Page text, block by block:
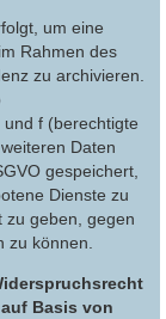
um eine
Rahmen des
zu archivieren.
f (berechtigte
Daten
gespeichert,
Dienste zu
zu geben, gegen
können.
Basis von